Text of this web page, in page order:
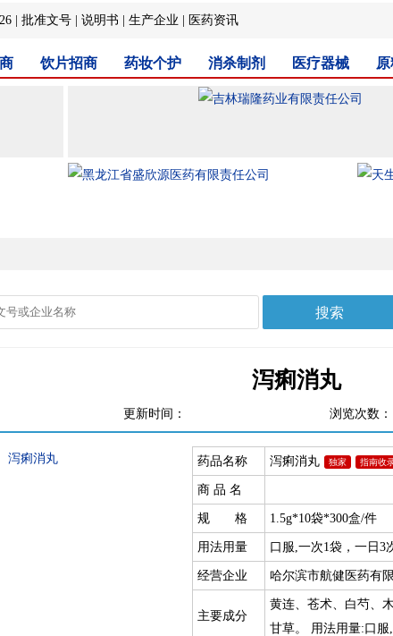
批准文号 说明书 生产企业 医药资讯
饮片招商 药妆个护 消杀制剂 医疗器械
泻痢消丸
更新时间： 浏览次数：
药品名称 泻痢消丸 独家 指南收
商 品 名
规 格 1.5g*10袋*300盒/件
用法用量 口服,一次1袋，一日3
经营企业 哈尔滨市航健医药有
主要成分
黄连、苍术、白芍、
甘草。 用法用量:口服